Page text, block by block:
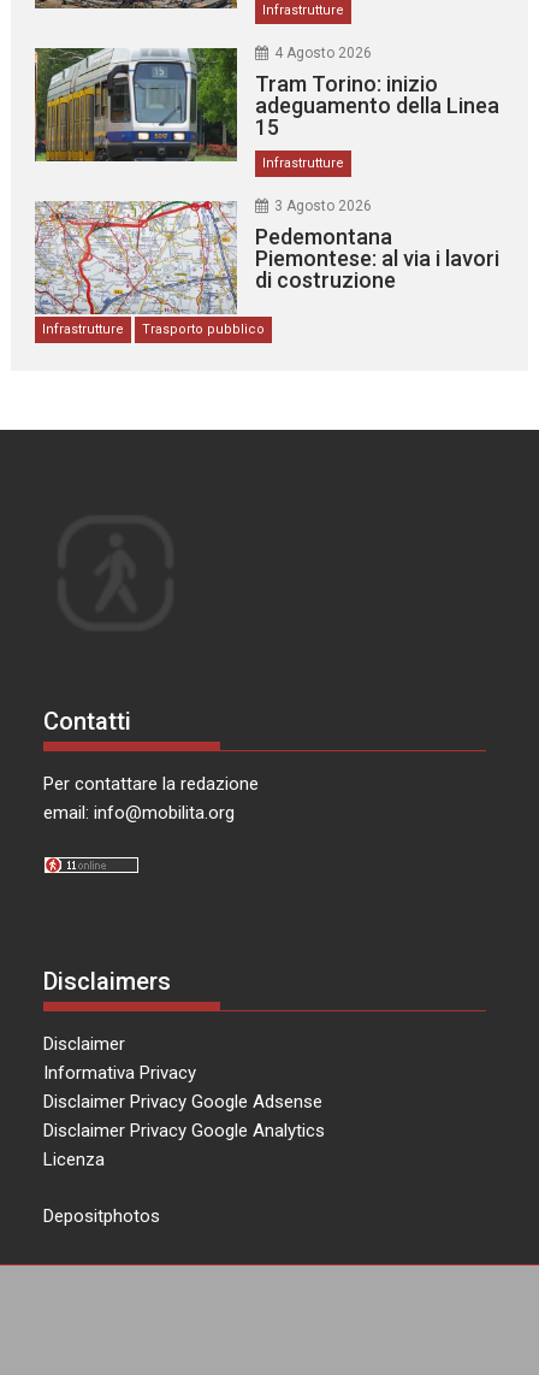
Infrastrutture
4 Agosto 2026
Tram Torino: inizio
adeguamento della Linea
15
Infrastrutture
3 Agosto 2026
Pedemontana
Piemontese: al via i lavori
di costruzione
Infrastrutture Trasporto pubblico
Contatti
Per contattare la redazione
email:info@mobilita.org
Disclaimers
Disclaimer
Informativa Privacy
Disclaimer Privacy Google Adsense
Disclaimer Privacy Google Analytics
Licenza
Depositphotos